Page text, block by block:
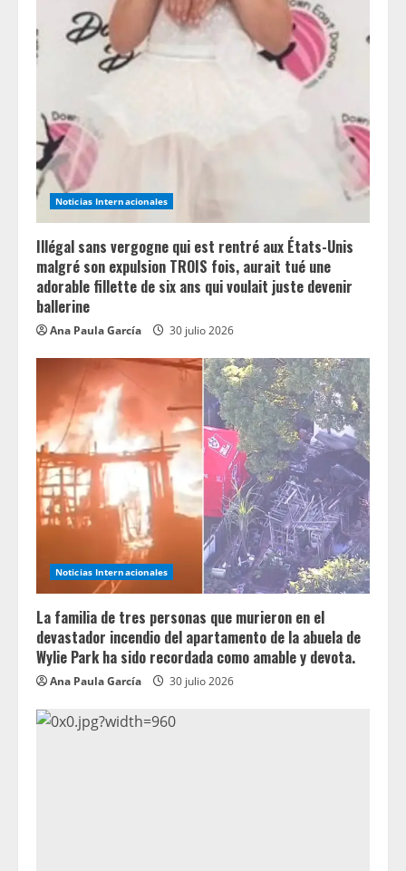
e
d
i
n
g
Noticias Internacionales
Illégal sans vergogne qui est rentré aux États-Unis
malgré son expulsion TROIS fois, aurait tué une
adorable fillette de six ans qui voulait juste devenir
ballerine
Ana Paula García 30 julio 2026
Noticias Internacionales
La familia de tres personas que murieron en el
devastador incendio del apartamento de la abuela de
Wylie Park ha sido recordada como amable y devota.
Ana Paula García 30 julio 2026